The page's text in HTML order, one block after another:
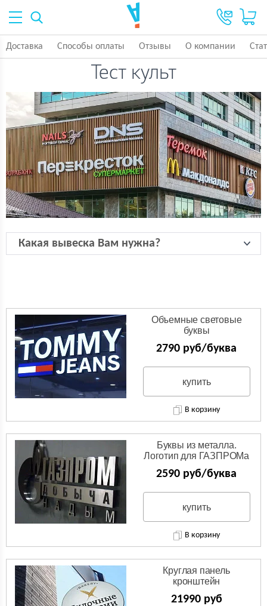
Доставка Способы оплаты Отзывы О компании
Тест культ
Какая вывеска Вам нужна?
Объемные световые
буквы
2790 руб/буква
купить
В корзину
Буквы из металла.
Логотип для ГАЗПРОМа
из нержавейки.
2590 руб/буква
купить
В корзину
Круглая панель
кронштейн
(Двухсторонняя вывеска)
21990 руб